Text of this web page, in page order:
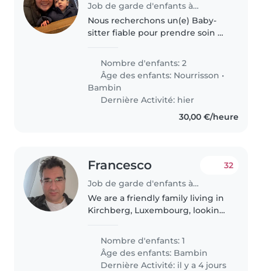
Job de garde d'enfants à Luxembourg
Nous recherchons un(e) Baby-
sitter fiable pour prendre soin de
bébé et un tout-petit. Nos
enfants sont énergiques, joueurs
et affectueux. Nous aimerions..
Nombre d'enfants: 2
Âge des enfants: Nourrisson •
Bambin
Dernière Activité: hier
30,00 €/heure
Francesco
Job de garde d'enfants à Luxembourg
32
We are a friendly family living in
Kirchberg, Luxembourg, looking
babysitter for our 1-year-old son
One of us will always be at home
working remotely, so..
Nombre d'enfants: 1
Âge des enfants: Bambin
Dernière Activité: il y a 4 jours